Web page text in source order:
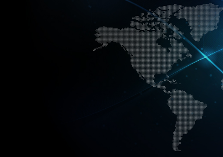
Enseigne publicitaire
Fabriquant et distributeur français
gamme à base de LED.
led, Topledworld, top led world, top
économie énergie, edf, lumière,